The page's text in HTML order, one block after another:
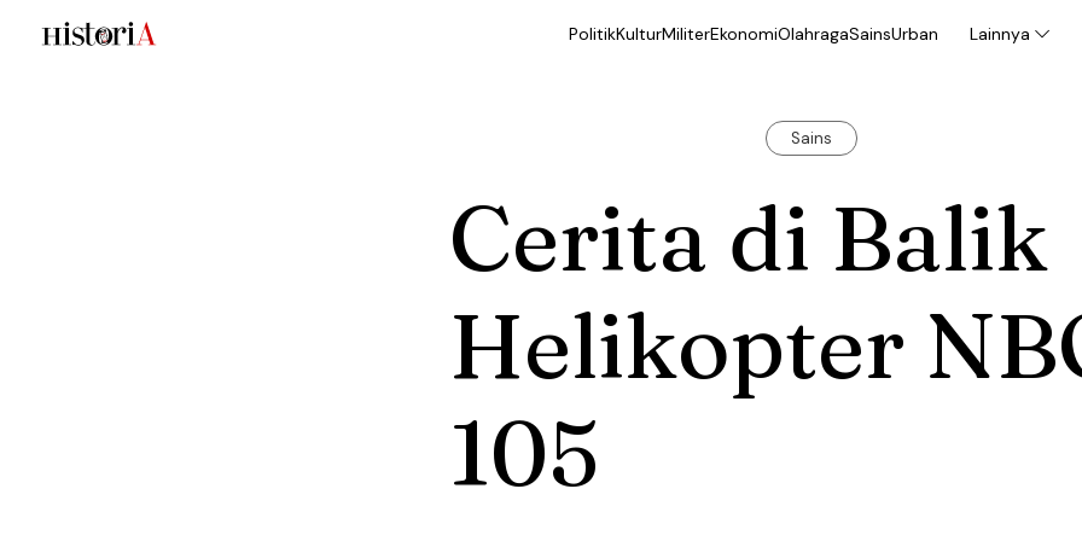
PolitikKulturMiliterEkonomiOlahragaSainsUrban Lainnya
Sains
Cerita di Balik
Helikopter
105